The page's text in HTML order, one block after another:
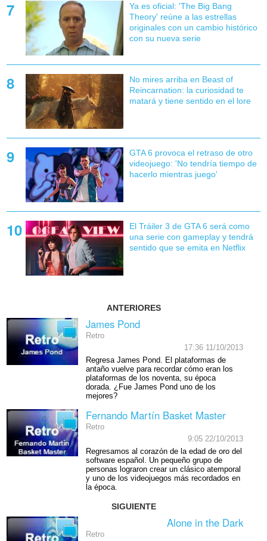
Ya es oficial: 'The Big Bang
Theory' reúne a las estrellas
originales con un cambio histórico
con su nueva serie
No mires arriba en Beast of
Reincarnation: la curiosidad te
matará y tiene sentido en el lore
GTA 6 provoca el retraso de otro
videojuego: 'No tendría tiempo de
hacerlo mientras juego'
El Tráiler 3 de GTA 6 será como
una serie con gameplay y tendrá
sentido que se emita en Netflix
ANTERIORES
James Pond
Retro
17:36 11/10/2013
Regresa James Pond. El plataformas de
antaño vuelve para recordar cómo eran los
plataformas de los noventa, su época
dorada. ¿Fue James Pond uno de los
mejores?
Fernando Martín Basket Master
Retro
9:05 22/10/2013
Regresamos al corazón de la edad de oro del
software español. Un pequeño grupo de
personas lograron crear un clásico atemporal
y uno de los videojuegos más recordados en
la época.
SIGUIENTE
Alone in the Dark
Retro